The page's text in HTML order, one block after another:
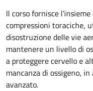
Il corso fornisce
compressioni toraciche,
disostruzione delle vie
mantenere un livello di
a proteggere cervello e
mancanza di ossigeno,
avanzato.